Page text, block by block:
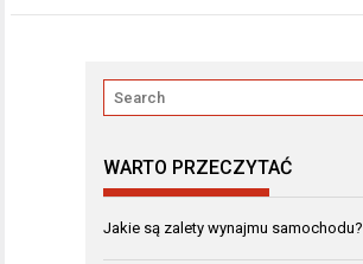
WARTO PRZECZYTAĆ
Jakie są zalety wynajmu samochodu?